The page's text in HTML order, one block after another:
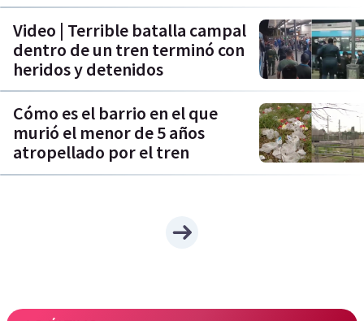
Video | Terrible batalla campal
dentro de un tren terminó con
heridos y detenidos
Cómo es el barrio en el que
murió el menor de 5 años
atropellado por el tren